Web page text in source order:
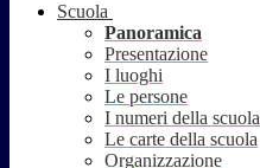
Scuola
Panoramica
Presentazione
I luoghi
Le persone
I numeri della scuola
Le carte della scuola
Organizzazione